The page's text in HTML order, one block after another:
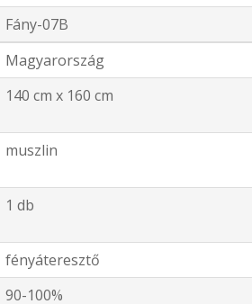
Fány-07B
Magyarország
140 cm x 160 cm
muszlin
1 db
fényáteresztő
90-100%